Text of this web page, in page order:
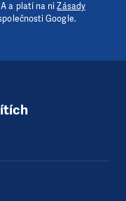
a platí na niZásady
Google.